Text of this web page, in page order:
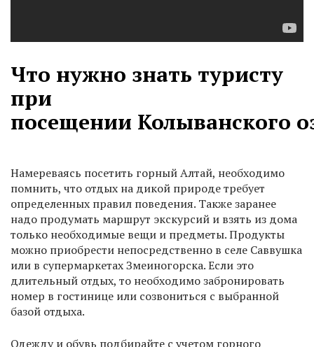
Что нужно знать туристу
при
посещении Колыванского
Намереваясь посетить горный Алтай, необходимо
помнить, что отдых на дикой природе требует
определенных правил поведения. Также заранее
надо продумать маршрут экскурсий и взять из дома
только необходимые вещи и предметы. Продукты
можно приобрести непосредственно в селе Саввушка
или в супермаркетах Змеиногорска. Если это
длительный отдых, то необходимо забронировать
номер в гостинице или созвониться с выбранной
базой отдыха.
Одежду и обувь подбирайте с учетом горного